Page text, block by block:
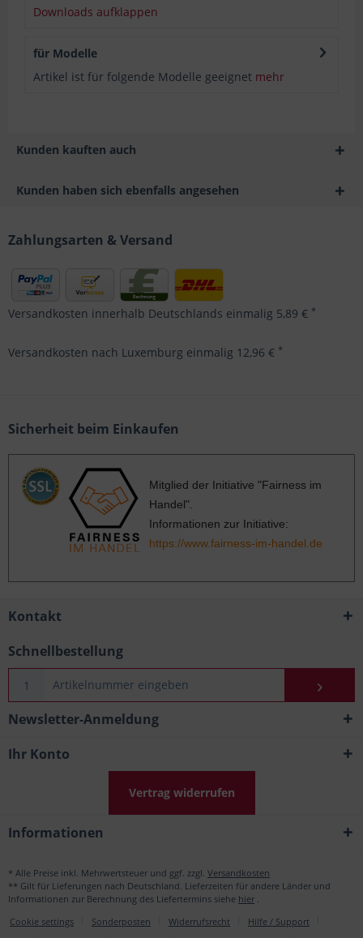
Downloads aufklappen
für Modelle
Artikel ist für folgende Modelle geeignet mehr
Kunden kauften auch
Kunden haben sich ebenfalls angesehen
Zahlungsarten & Versand
Versandkosten innerhalb Deutschlands einmalig 5,89 € *
Versandkosten nach Luxemburg einmalig 12,96 € *
Sicherheit beim Einkaufen
Mitglied der Initiative "Fairness im
Handel".
Informationen zur Initiative:
https://www.fairness-im-handel.de
Kontakt
Schnellbestellung
Newsletter-Anmeldung
Ihr Konto
Vertrag widerrufen
Informationen
* Alle Preise inkl. Mehrwertsteuer und ggf. zzgl. Versandkosten
** Gilt für Lieferungen nach Deutschland. Lieferzeiten für andere Länder und
Informationen zur Berechnung des Liefertermins siehe hier
Cookie settings
Sonderposten Widerrufsrecht
Hilfe / Support